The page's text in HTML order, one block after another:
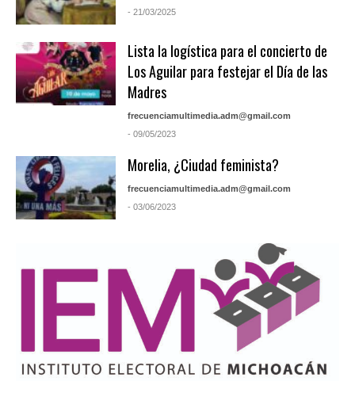
- 21/03/2025
Lista la logística para el concierto de
Los Aguilar para festejar el Día de las
Madres
frecuenciamultimedia.adm@gmail.com
- 09/05/2023
Morelia, ¿Ciudad feminista?
frecuenciamultimedia.adm@gmail.com
- 03/06/2023